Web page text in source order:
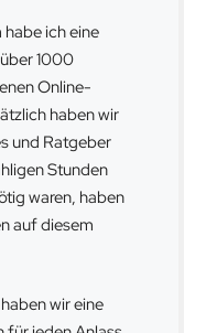
ich eine
1000
Online-
haben wir
und Ratgeber
Stunden
waren, haben
auf diesem
wir eine